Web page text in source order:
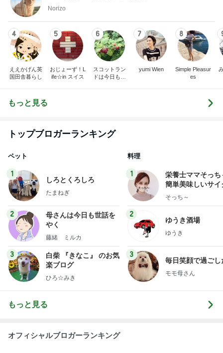
Norizo
4
ええかげん英
国田舎暮らし
5
おじょーず！L
ife☆in スイス
6
スコットラン
ドは今日も曇
7
yumi Wien
8
Simple Pleasur
es
もっと見る
トップブロガーランキング
ペット
1
しろとくろしろ
たまねぎ
2
母さんは今日も世話を
やく
藤緒 ミルカ
3
白柴 『きなこ』 のお気
楽ブログ
ひろ☆みき
料理
1
栄養士ママそっち
簡単美味しいサイ
献立
そっち～
2
ゆうき酒場
ゆうき
3
毎日笑顔で過ごし
モモ母さん
もっと見る
オフィシャルブロガーランキング